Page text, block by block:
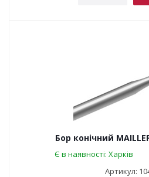
Бор конічний
Є в наявності: Харків
Артикул: